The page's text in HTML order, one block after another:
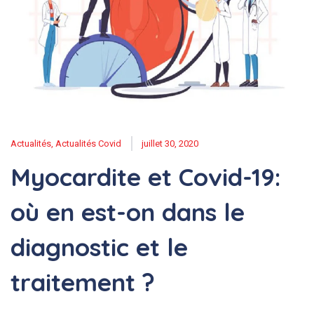
Actualités, Actualités Covid juillet 30, 2020
Myocardite et Covid-19:
où en est-on dans le
diagnostic et le
traitement ?